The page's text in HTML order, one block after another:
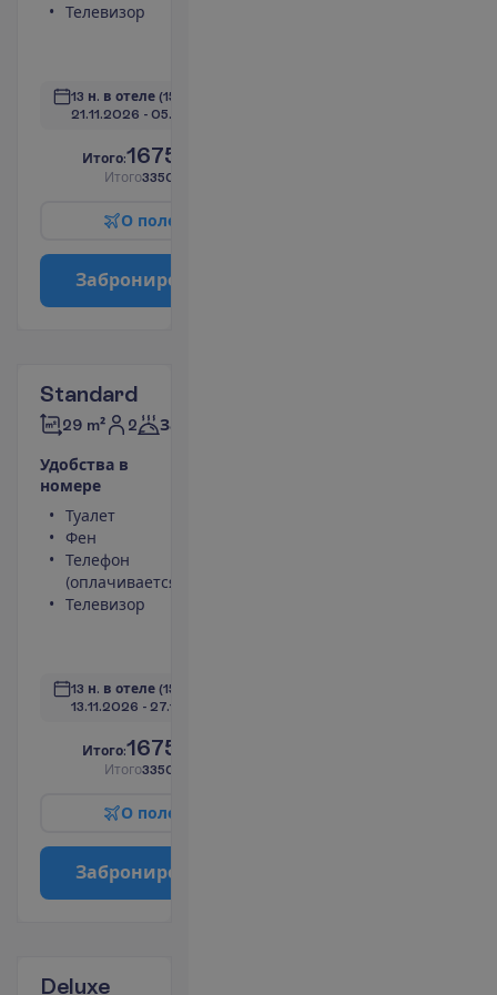
Телевизор
13 н. в отеле (15 н. всего)
21.11.2026 - 05.12.2026
Итого:1675.00
Итого3350.00
О поле
Заброниро
Standard
29 m² 2 Завтраки
Удобства в
номере
Туалет
Фен
Телефон
(оплачивается)
Телевизор
13 н. в отеле (15 н. всего)
13.11.2026 - 27.11.2026
Итого:1675.00
Итого3350.00
О поле
Заброниро
Deluxe